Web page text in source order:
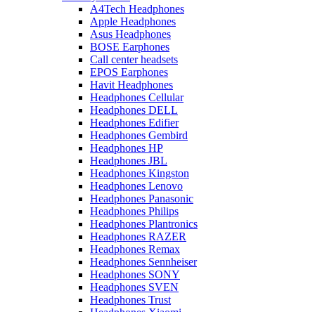
A4Tech Headphones
Apple Headphones
Asus Headphones
BOSE Earphones
Call center headsets
EPOS Earphones
Havit Headphones
Headphones Cellular
Headphones DELL
Headphones Edifier
Headphones Gembird
Headphones HP
Headphones JBL
Headphones Kingston
Headphones Lenovo
Headphones Panasonic
Headphones Philips
Headphones Plantronics
Headphones RAZER
Headphones Remax
Headphones Sennheiser
Headphones SONY
Headphones SVEN
Headphones Trust